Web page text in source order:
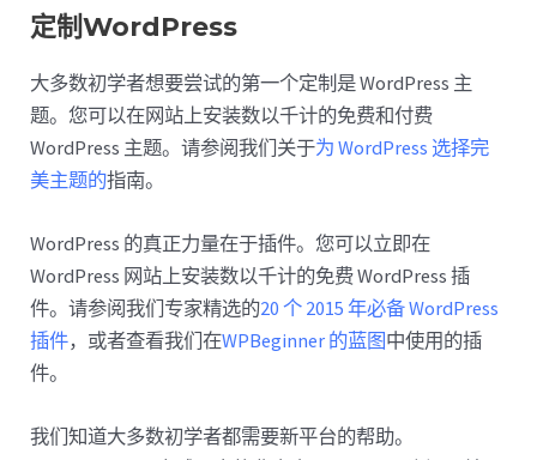
定制WordPress
大多数初学者想要尝试的第一个定制是 WordPress 主
题。您可以在网站上安装数以千计的免费和付费
WordPress 主题。请参阅我们关于为 WordPress 选择完
美主题的指南。
WordPress 的真正力量在于插件。您可以立即在
WordPress 网站上安装数以千计的免费 WordPress 插
件。请参阅我们专家精选的20 个 2015 年必备 WordPress
插件，或者查看我们在WPBeginner 的蓝图中使用的插
件。
我们知道大多数初学者都需要新平台的帮助。